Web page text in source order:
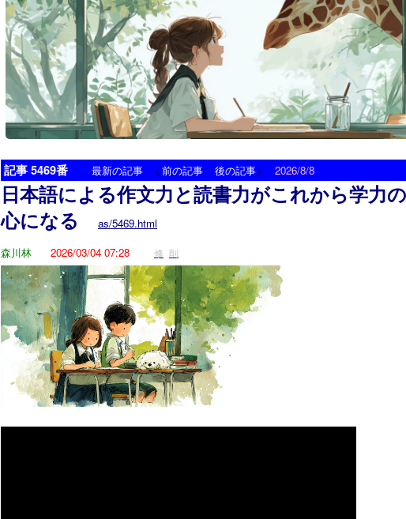
記事 5469番 最新の記事 <前の記事 後の記事> 2026/8/8
日本語による作文力と読書力がこれから学力
心になる
as/5469.html
森川林
2026/03/04 07:28 修 削